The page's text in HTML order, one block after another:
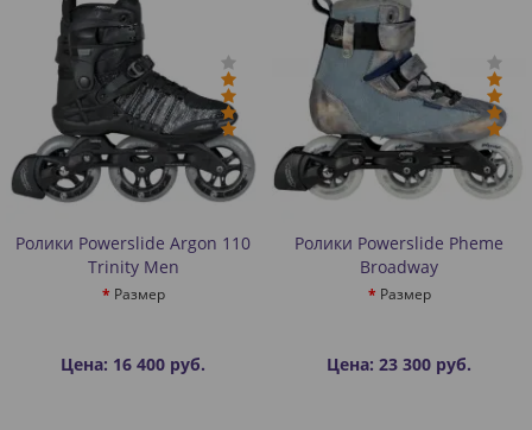
Ролики Powerslide Argon 110
Trinity Men
Размер
Цена: 16 400 руб.
Ролики Powerslide Pheme
Broadway
Размер
Цена: 23 300 руб.